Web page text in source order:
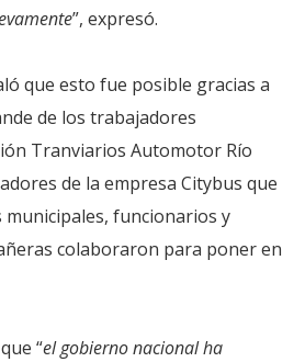
”, expresó.
que esto fue posible gracias a
de los trabajadores
Tranviarios Automotor Río
de la empresa Citybus que
funcionarios y
colaboraron para poner en
“el gobierno nacional ha